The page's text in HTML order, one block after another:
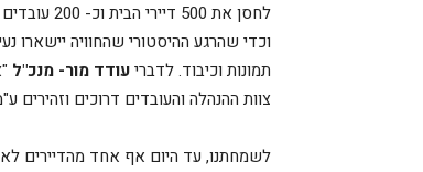
לחסן את 500 דיירי הבית וכ- 200 עובדים וחברי צוות.
וכדי שהרגע ההיסטורי שהחוויה יישארו
תמונות וכיבוד. לדבריעודד מור- מנכ"ל "
צוות ההנהלה והעובדים דרוכים
לשמחתנו, עד היום אף אחד מהדיירים לא